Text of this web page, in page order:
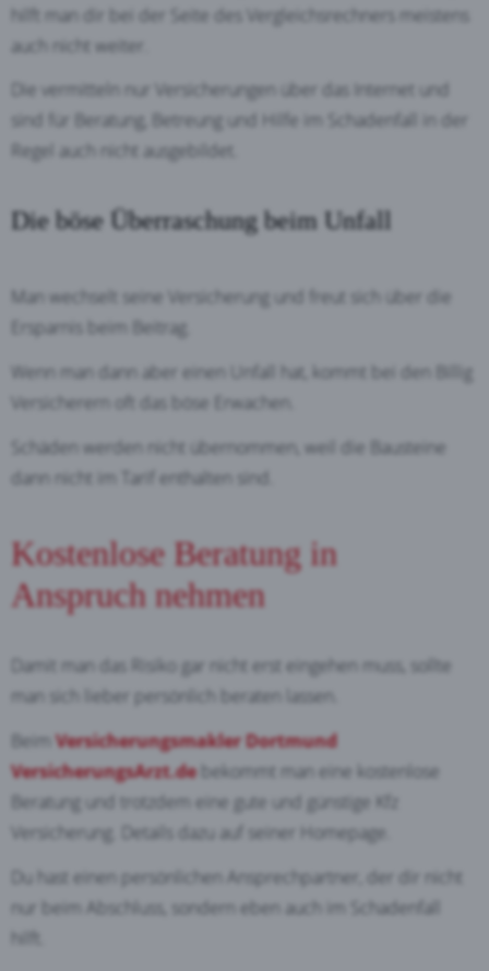
hilft man dir bei der Seite des Vergleichsrechners meistens
auch nicht weiter.
Die vermitteln nur Versicherungen über das Internet und
sind für Beratung, Betreung und Hilfe im Schadenfall in der
Regel auch nicht ausgebildet.
Die böse Überraschung beim Unfall
Man wechselt seine Versicherung und freut sich über die
Ersparnis beim Beitrag.
Wenn man dann aber einen Unfall hat, kommt bei den Billig
Versicherern oft das böse Erwachen.
Schäden werden nicht übernommen, weil die Bausteine
dann nicht im Tarif enthalten sind.
Kostenlose Beratung in
Anspruch nehmen
Damit man das Risiko gar nicht erst eingehen muss, sollte
man sich lieber persönlich beraten lassen.
Beim Versicherungsmakler Dortmund
VersicherungsArzt.debekommt man eine kostenlose
Beratung und trotzdem eine gute und günstige Kfz
Versicherung. Details dazu auf seiner Homepage.
Du hast einen persönlichen Ansprechpartner, der dir nicht
nur beim Abschluss, sondern eben auch im Schadenfall
hilft.